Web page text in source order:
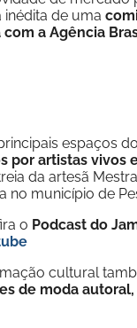
inédita de uma
a Agência
espaços
por artistas vivos
da artesã
no município de
o Podcast do
cultural
de moda